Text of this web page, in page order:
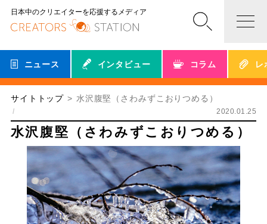
日本中のクリエイターを応援するメディア
ニュース インタビュー コラム レ
サイトトップ 水沢腹堅（さわみずこおりつめる）
2020.01.25
水沢腹堅（さわみずこおりつめる）